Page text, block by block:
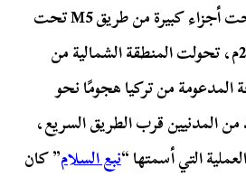
منذ اندلاع الحرب الأهلية السورية في عام 2012م، أصبحت أجزاء كبيرة من طريق M5 تحت
سيطرة الجماعات المسلحة في سورية، وفي أكتوبر 2019م، تحولت المنطقة الشمالية من
من تركيا هجومًا نحو
المدنيين قرب الطريق السريع،
التي أسمتها “نبع السلام” كان